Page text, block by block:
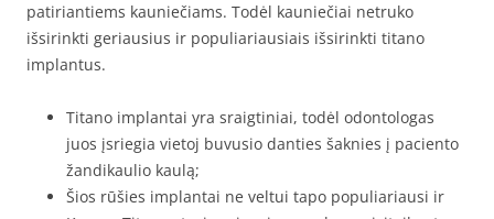
patiriantiems kauniečiams. Todėl kauniečiai netruko
išsirinkti geriausius ir populiariausiais išsirinkti titano
implantus.
Titano implantai yra sraigtiniai, todėl odontologas
juos įsriegia vietoj buvusio danties šaknies į paciento
žandikaulio kaulą;
Šios rūšies implantai ne veltui tapo populiariausi ir